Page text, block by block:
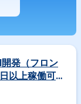
開発（フロン
以上稼働可能